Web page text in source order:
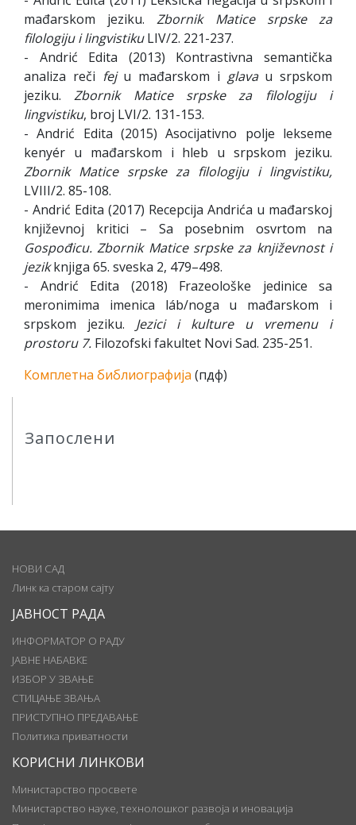
Запослени
mađarskom jeziku.Zbornik Matice srpske za
filologiju i lingvistikuLIV/2. 221-237.
- Andrić Edita (2013) Kontrastivna semantička
analiza reči feju mađarskom i glavau srpskom
jeziku.Zbornik Matice srpske za filologiju i
lingvistiku, broj LVI/2. 131-153.
- Andrić Edita (2015) Asocijativno polje lekseme
kenyér u mađarskom i hleb u srpskom jeziku.
Zbornik Matice srpske za filologiju i lingvistiku,
LVIII/2. 85-108.
- Andrić Edita (2017) Recepcija Andrića u mađarskoj
književnoj kritici – Sa posebnim osvrtom na
Gospođicu. Zbornik Matice srpske za književnost i
jezikknjiga 65. sveska 2, 479–498.
- Andrić Edita (2018) Frazeološke jedinice sa
meronimima imenica láb/noga u mađarskom i
srpskom jeziku. Jezici i kulture u vremenu i
prostoru 7. Filozofski fakultet Novi Sad. 235-251.
Комплетна библиографија (пдф)
НОВИ САД
Линк ка старом сајту
ЈАВНОСТ РАДА
ИНФОРМАТОР О РАДУ
ЈАВНЕ НАБАВКЕ
ИЗБОР У ЗВАЊЕ
СТИЦАЊЕ ЗВАЊА
ПРИСТУПНО ПРЕДАВАЊЕ
Политика приватности
КОРИСНИ ЛИНКОВИ
Министарство просвете
Министарство науке, технолошког развоја и иновација